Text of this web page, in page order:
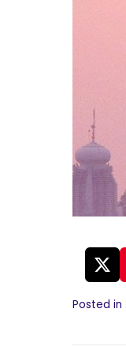
Posted in